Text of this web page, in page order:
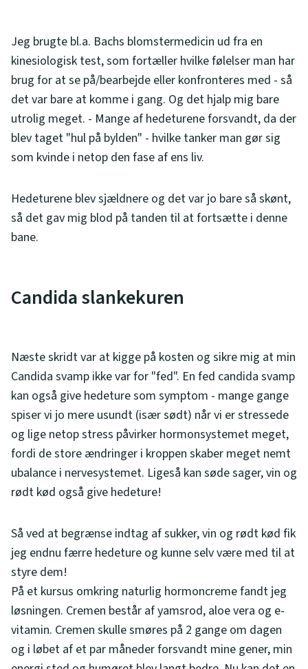
Jeg brugte bl.a. Bachs blomstermedicin ud fra en
kinesiologisk test, som fortæller hvilke følelser man har
brug for at se på/bearbejde eller konfronteres med - så
det var bare at komme i gang. Og det hjalp mig bare
utrolig meget. - Mange af hedeturene forsvandt, da der
blev taget "hul på bylden" - hvilke tanker man gør sig
som kvinde i netop den fase af ens liv.
Hedeturene blev sjældnere og det var jo bare så skønt,
så det gav mig blod på tanden til at fortsætte i denne
bane.
Candida slankekuren
Næste skridt var at kigge på kosten og sikre mig at min
Candida svamp ikke var for "fed". En fed candida svamp
kan også give hedeture som symptom - mange gange
spiser vi jo mere usundt (især sødt) når vi er stressede
og lige netop stress påvirker hormonsystemet meget,
fordi de store ændringer i kroppen skaber meget nemt
ubalance i nervesystemet. Ligeså kan søde sager, vin og
rødt kød også give hedeture!
Så ved at begrænse indtag af sukker, vin og rødt kød fik
jeg endnu færre hedeture og kunne selv være med til at
styre dem!
På et kursus omkring naturlig hormoncreme fandt jeg
løsningen. Cremen består af yamsrod, aloe vera og e-
vitamin. Cremen skulle smøres på 2 gange om dagen
og i løbet af et par måneder forsvandt mine gener, min